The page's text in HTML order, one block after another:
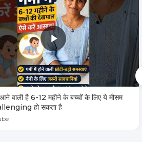
आने वाली है 6-12 महीने के बच्चों के लिए ये मौसम
हो सकता है